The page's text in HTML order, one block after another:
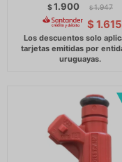
$1.900 $ 1.947
$ 1.615